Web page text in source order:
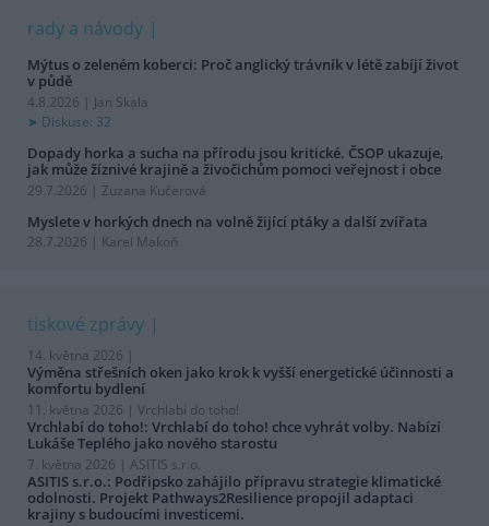
rady a návody
Mýtus o zeleném koberci: Proč anglický trávník v létě zabíjí život
v půdě
4.8.2026 | Jan Skala
Diskuse: 32
Dopady horka a sucha na přírodu jsou kritické. ČSOP ukazuje,
jak může žíznivé krajině a živočichům pomoci veřejnost i obce
29.7.2026 | Zuzana Kučerová
Myslete v horkých dnech na volně žijící ptáky a další zvířata
28.7.2026 | Karel Makoň
tiskové zprávy
14. května 2026 |
Výměna střešních oken jako krok k vyšší energetické účinnosti a
komfortu bydlení
11. května 2026 | Vrchlabí do toho!
Vrchlabí do toho!: Vrchlabí do toho! chce vyhrát volby. Nabízí
Lukáše Teplého jako nového starostu
7. května 2026 | ASITIS s.r.o.
ASITIS s.r.o.: Podřipsko zahájilo přípravu strategie klimatické
odolnosti. Projekt Pathways2Resilience propojil adaptaci
krajiny s budoucími investicemi.